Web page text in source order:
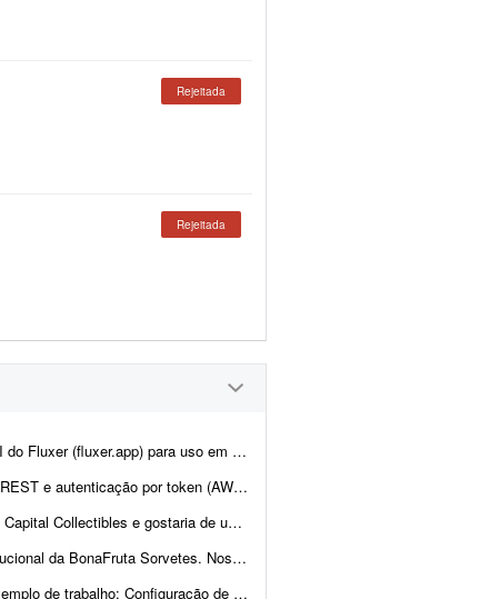
Rejeitada
Rejeitada
ideia é manter praticamente toda a estrutura atual da plata...
Cognito é diferencial). O design j&aacut...
back-end para nos ajudar a revisar a estrutura e validar a p...
de experiência, qualidade visual, navegaç&a...
Configuração de VPS, scrap...